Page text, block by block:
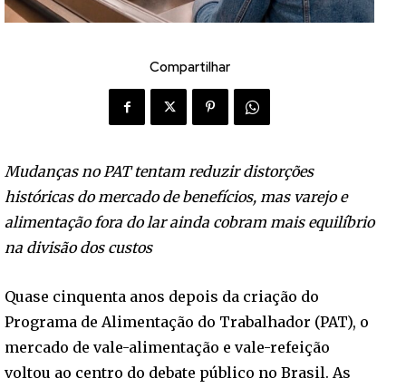
Compartilhar
Mudanças no PAT tentam reduzir distorções
históricas do mercado de benefícios, mas varejo e
alimentação fora do lar ainda cobram mais equilíbrio
na divisão dos custos
Quase cinquenta anos depois da criação do
Programa de Alimentação do Trabalhador (PAT), o
mercado de vale-alimentação e vale-refeição
voltou ao centro do debate público no Brasil. As